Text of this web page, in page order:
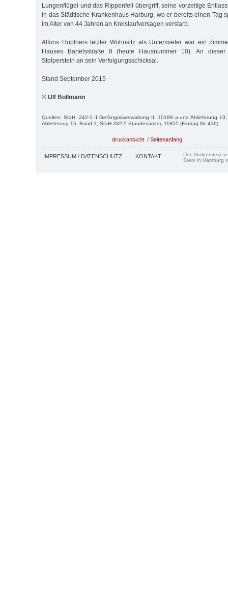
Lungenflügel und das Rippenfell übergriff, seine vorzeitige
in das Städtische Krankenhaus Harburg, wo er bereits einen Tag
im Alter von 44 Jahren an Kreislaufversagen verstarb.
Alfons Höpfners letzter Wohnsitz als Untermieter war ein
Hauses Bartelsstraße 8 (heute Hausnummer 10). An
Stolperstein an sein Verfolgungsschicksal.
Stand September 2015
© Ulf Bollmann
Quellen: StaH, 242-1 II Gefängnisverwaltung II, 10189 a und Ablieferung
Ablieferung 15, Band 1; StaH 332-5 Standesämter, 11855 (Eintrag Nr. 436).
druckansicht / Seitenanfang
IMPRESSUM / DATENSCHUTZ KONTAKT
Der Stolperstein
Stein in Hamburg